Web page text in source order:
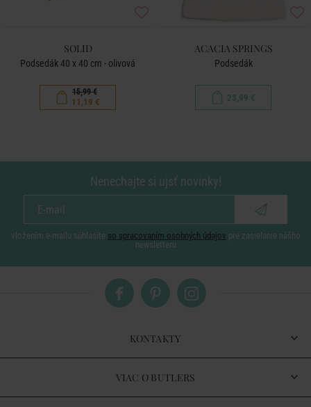
SOLID
Podsedák 40 x 40 cm - olivová
15,99 €
11,19 €
ACACIA SPRINGS
Podsedák
23,99 €
Nenechajte si ujsť novinky!
vložením e-mailu súhlasíte so spracovaním osobných údajov pre zasielanie nášho
newsletteru
KONTAKTY
VIAC O BUTLERS